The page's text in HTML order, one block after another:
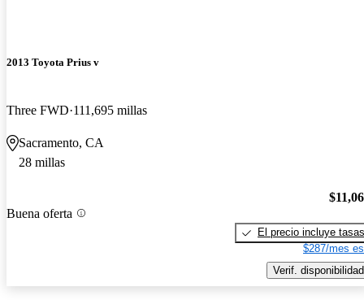
2013 Toyota Prius v
Three FWD 111,695 millas
Sacramento, CA
28 millas
Buena oferta
El precio incluye tasas
$287/mes
Verif. disponibilidad